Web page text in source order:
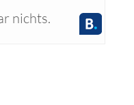
nichts.